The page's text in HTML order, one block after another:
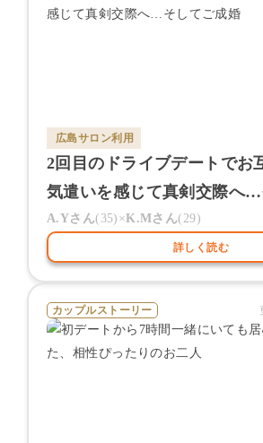
広島サロン利用
2回目のドライブデートでお
気遣いを感じて真剣交際へ
婚
A.Yさん( 35)×K.Mさん(29)
詳しく読む
カップルストーリー